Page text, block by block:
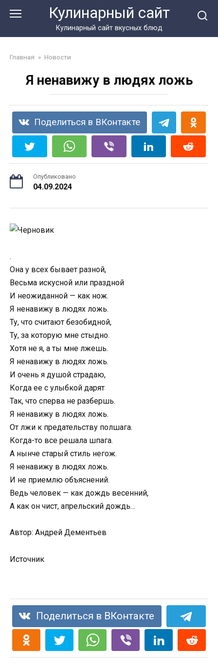
Кулинарный сайт
Кулинарный сайт вкусных блюд
Главная » Новости
Я ненавижу в людях ложь
Поделиться в ВКонтакте
Опубликовано
04.09.2024
.
Она у всех бывает разной,
Весьма искусной или праздной
И неожиданной — как нож.
Я ненавижу в людях ложь.
Ту, что считают безобидной,
Ту, за которую мне стыдно.
Хотя не я, а ты мне лжешь.
Я ненавижу в людях ложь.
И очень я душой страдаю,
Когда ее с улыбкой дарят
Так, что сперва не разбершь.
Я ненавижу в людях ложь.
От лжи к предательству полшага.
Когда-то все решала шпага.
А нынче старый стиль негож.
Я ненавижу в людях ложь.
И не приемлю объяснений.
Ведь человек — как дождь весенний,
А как он чист, апрельский дождь…
Автор: Андрей Дементьев
Источник
Поделиться в ВКонтакте